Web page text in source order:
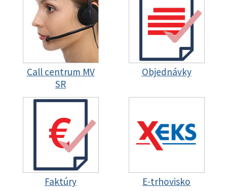
Call centrum MV
SR
Objednávky
Faktúry E-trhovisko